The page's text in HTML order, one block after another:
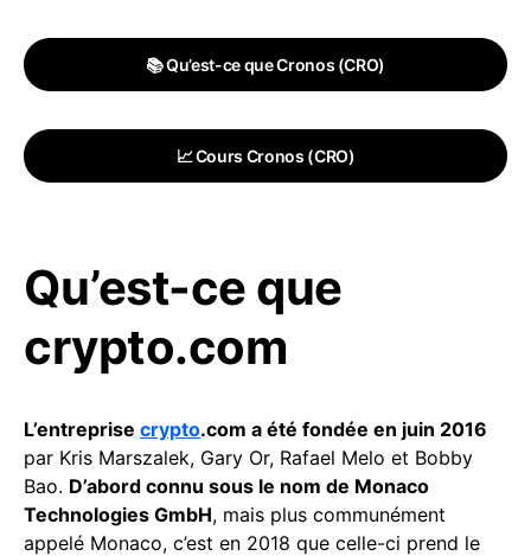
📚 Qu’est-ce que Cronos (CRO)
📈 Cours Cronos (CRO)
Qu’est-ce que
crypto.com
L’entreprise crypto.com a été fondée en juin 2016
par Kris Marszalek, Gary Or, Rafael Melo et Bobby
Bao. D’abord connu sous le nom de Monaco
Technologies GmbH, mais plus communément
appelé Monaco, c’est en 2018 que celle-ci prend le